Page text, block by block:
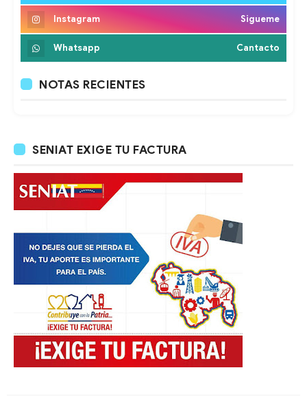
Instagram Sigueme
Whatsapp Cantacto
NOTAS RECIENTES
SENIAT EXIGE TU FACTURA